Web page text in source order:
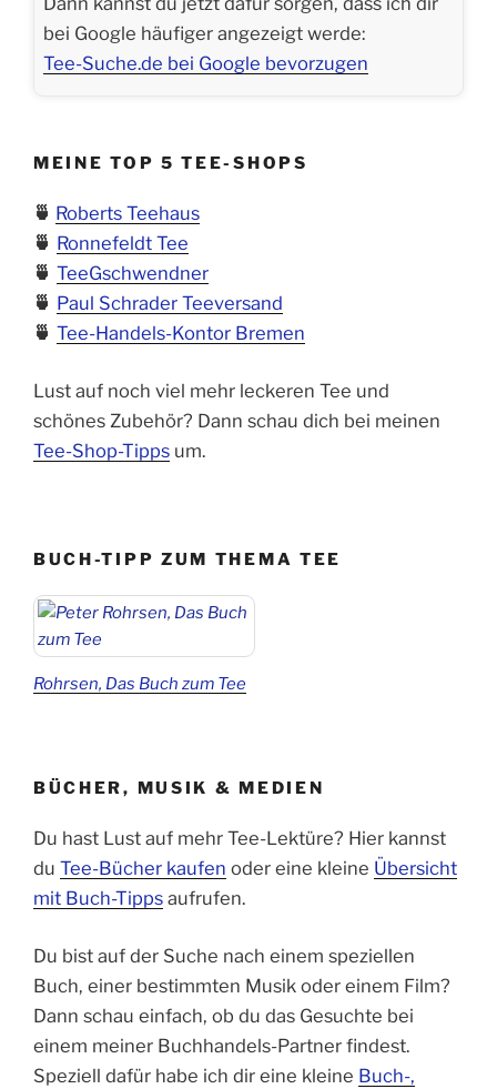
bei Google häufiger angezeigt werde:
Tee-Suche.de bei Google bevorzugen
MEINE TOP 5 TEE-SHOPS
🍵 Roberts Teehaus
🍵 Ronnefeldt Tee
🍵 TeeGschwendner
🍵 Paul Schrader Teeversand
🍵 Tee-Handels-Kontor Bremen
Lust auf noch viel mehr leckeren Tee und
schönes Zubehör? Dann schau dich bei meinen
Tee-Shop-Tipps um.
BUCH-TIPP ZUM THEMA TEE
Rohrsen, Das Buch zum Tee
BÜCHER, MUSIK & MEDIEN
Du hast Lust auf mehr Tee-Lektüre? Hier kannst
du Tee-Bücher kaufen oder eine kleine Übersicht
mit Buch-Tipps aufrufen.
Du bist auf der Suche nach einem speziellen
Buch, einer bestimmten Musik oder einem Film?
Dann schau einfach, ob du das Gesuchte bei
einem meiner Buchhandels-Partner findest.
Speziell dafür habe ich dir eine kleine Buch-,